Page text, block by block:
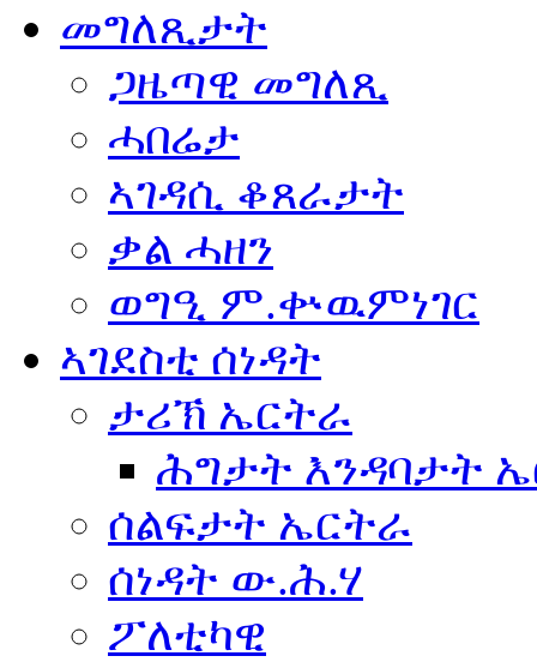
መግለጺታት
ጋዜጣዊ መግለጺ
ሓበሬታ
ኣገዳሲ ቆጸራታት
ቃል ሓዘን
ወግዒ ም.ቍዉምነገር
ኣገደስቲ ሰነዳት
ታሪኽ ኤርትራ
ሕግታት እንዳባታት
ሰልፍታት ኤርትራ
ሰነዳት ው.ሕ.ሃ
ፖለቲካዊ